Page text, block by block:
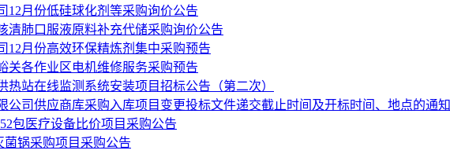
12月份低硅球化剂等采购询价公告
清肺口服液原料补充代储采购询价公告
12月份高效环保精炼剂集中采购预告
关各作业区电机维修服务采购预告
热站在线监测系统安装项目招标公告（第二次）
公司供应商库采购入库项目变更投标文件递交截止时间及开标时间、地点的通知
包医疗设备比价项目采购公告
锅采购项目采购公告